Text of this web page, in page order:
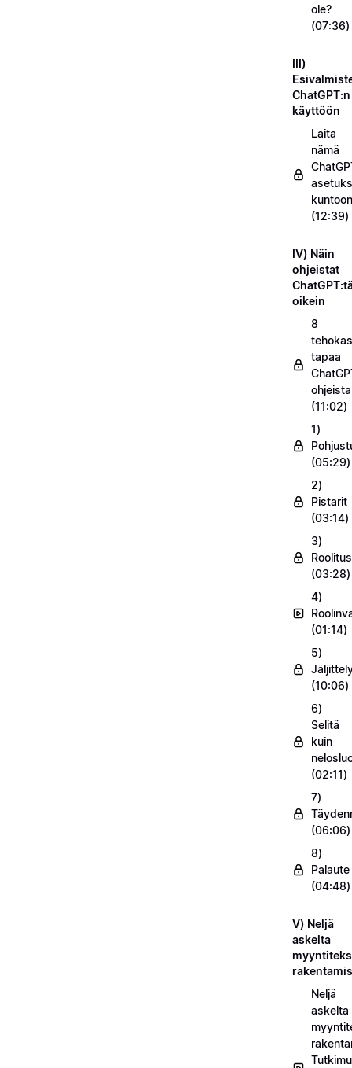
ole?
(07:36)
III)
ChatGPT:n
käyttöön
Laita
nämä
kuntoon
(12:39)
IV) Näin
ohjeistat
oikein
8
tapaa
(11:02)
1)
(05:29)
2)
Pistarit
(03:14)
3)
Roolitus
(03:28)
4)
(01:14)
5)
(10:06)
6)
Selitä
kuin
(02:11)
7)
(06:06)
8)
Palaute
(04:48)
V) Neljä
askelta
Neljä
askelta